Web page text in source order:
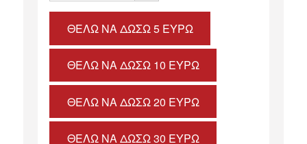
ΘΈΛΩ ΝΑ ΔΏΣΩ 5 ΕΥΡΏ
ΘΈΛΩ ΝΑ ΔΏΣΩ 10 ΕΥΡΏ
ΘΈΛΩ ΝΑ ΔΏΣΩ 20 ΕΥΡΏ
ΘΈΛΩ ΝΑ ΔΏΣΩ 30 ΕΥΡΏ